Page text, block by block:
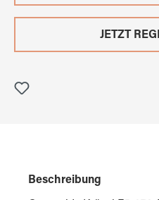
JETZT
Beschreibung